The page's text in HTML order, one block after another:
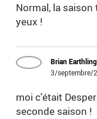
Normal, la
yeux !
Brian Earthling
3/septembre/
moi c'était
seconde saison !